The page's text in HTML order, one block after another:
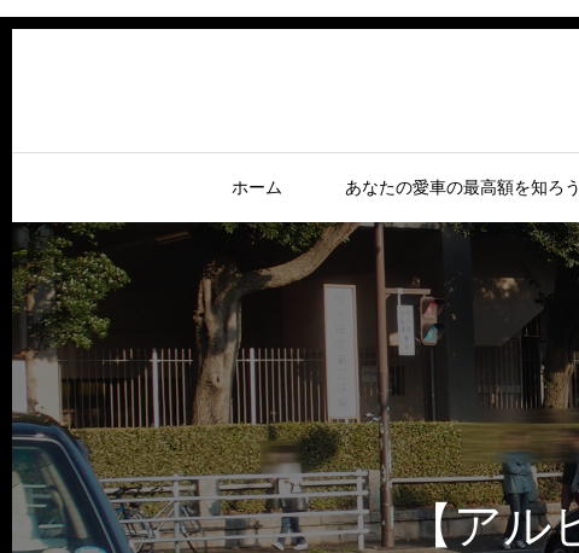
ホーム あなたの愛車の最高額を知ろう
【アル